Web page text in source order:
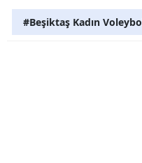
#Beşiktaş Kadın